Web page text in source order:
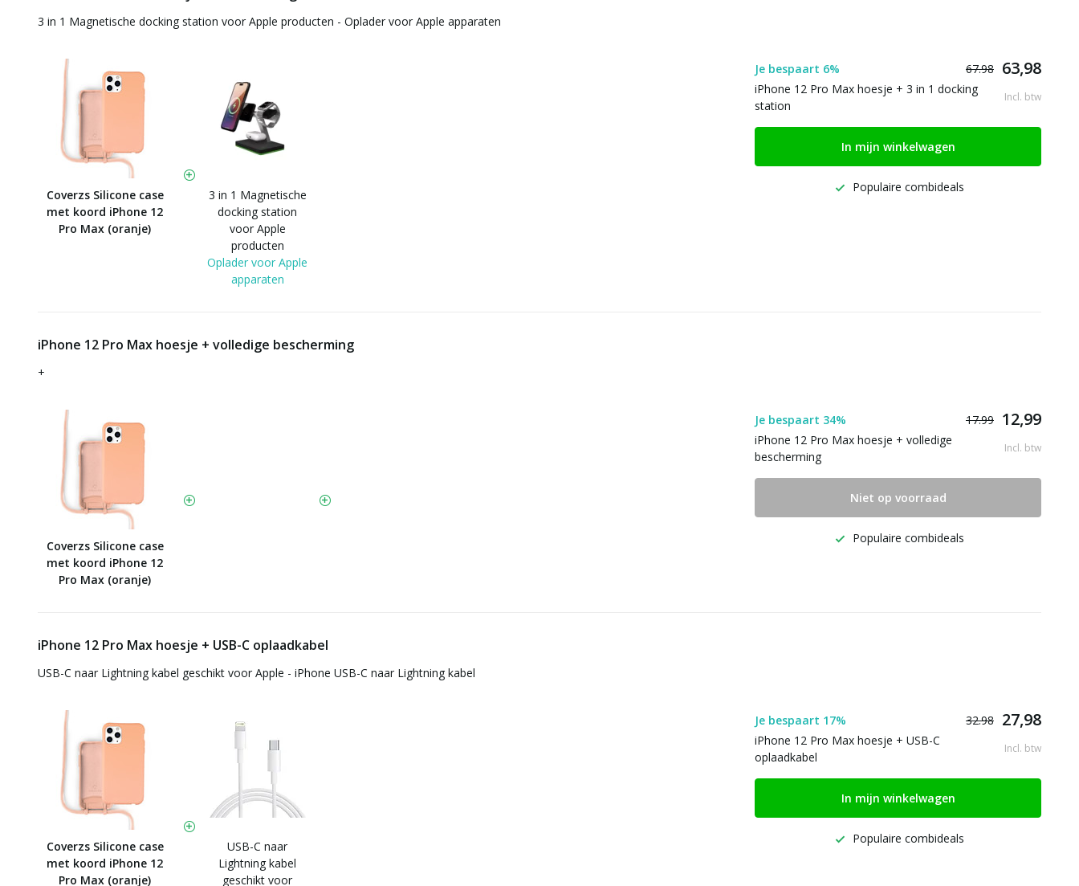
3 in 1 Magnetische docking station voor Apple producten - Oplader voor Apple apparaten
Coverzs Silicone case
met koord iPhone 12
Pro Max (oranje)
3 in 1 Magnetische
docking station
voor Apple
producten
Oplader voor Apple
apparaten
Je bespaart 6% 67.98 63,98
iPhone 12 Pro Max hoesje + 3 in 1 docking
station
Incl. btw
In mijn winkelwagen
Populaire combideals
iPhone 12 Pro Max hoesje + volledige bescherming
+
Coverzs Silicone case
met koord iPhone 12
Pro Max (oranje)
Je bespaart 34% 17.99 12,99
iPhone 12 Pro Max hoesje + volledige
bescherming
Incl. btw
Niet op voorraad
Populaire combideals
iPhone 12 Pro Max hoesje + USB-C oplaadkabel
USB-C naar Lightning kabel geschikt voor Apple - iPhone USB-C naar Lightning kabel
Coverzs Silicone case
met koord iPhone 12
Pro Max (oranje)
USB-C naar
Lightning kabel
geschikt voor
Je bespaart 17% 32.98 27,98
iPhone 12 Pro Max hoesje + USB-C
oplaadkabel
Incl. btw
In mijn winkelwagen
Populaire combideals